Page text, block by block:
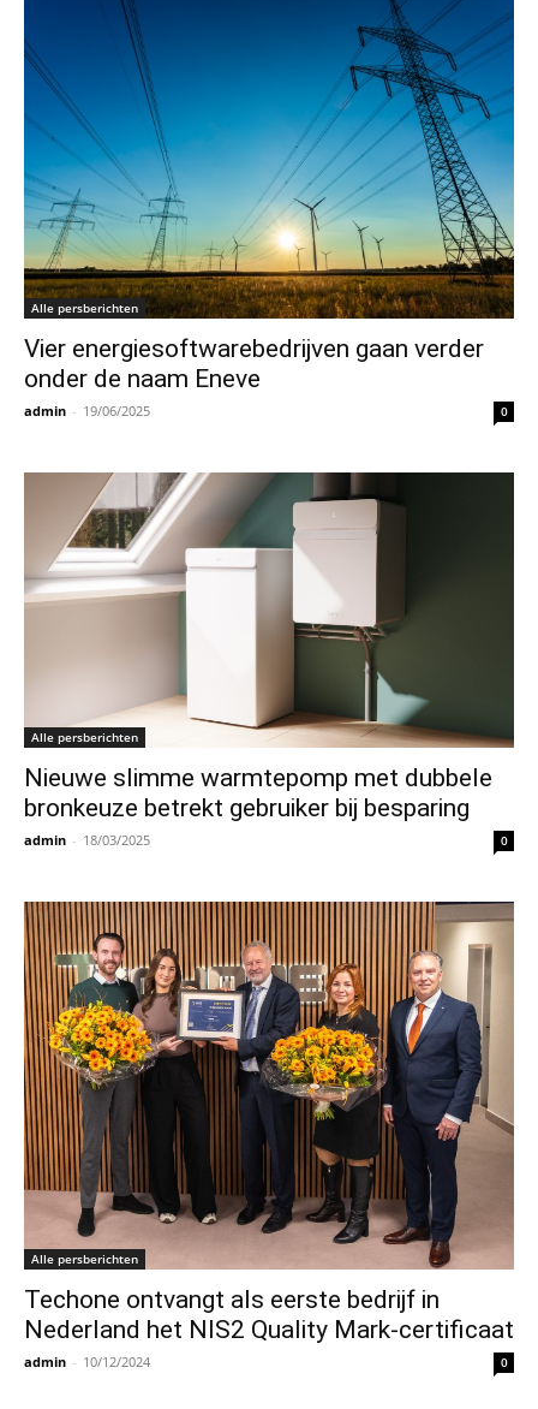
Alle persberichten
Vier energiesoftwarebedrijven gaan verder
onder de naam Eneve
admin - 19/06/2025 0
Alle persberichten
Nieuwe slimme warmtepomp met dubbele
bronkeuze betrekt gebruiker bij besparing
admin - 18/03/2025 0
Alle persberichten
Techone ontvangt als eerste bedrijf in
Nederland het NIS2 Quality Mark-certificaat
admin - 10/12/2024 0